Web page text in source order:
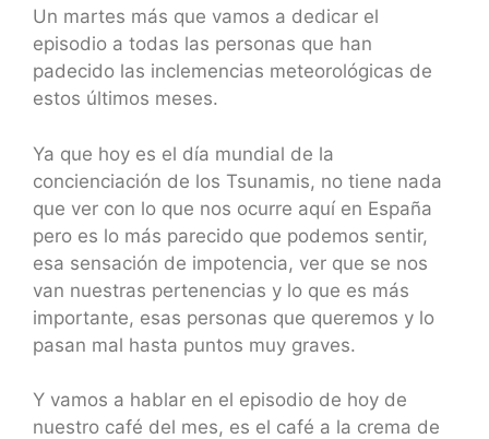
Un martes más que vamos a dedicar el
episodio a todas las personas que han
padecido las inclemencias meteorológicas de
estos últimos meses.
Ya que hoy es el día mundial de la
concienciación de los Tsunamis, no tiene nada
que ver con lo que nos ocurre aquí en España
pero es lo más parecido que podemos sentir,
esa sensación de impotencia, ver que se nos
van nuestras pertenencias y lo que es más
importante, esas personas que queremos y lo
pasan mal hasta puntos muy graves.
Y vamos a hablar en el episodio de hoy de
nuestro café del mes, es el café a la crema de